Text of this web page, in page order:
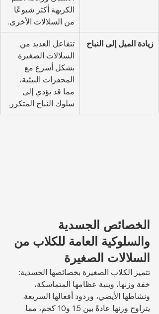
الكريهة أكثر شيوعًا
من السلالات الأخرى.
زيادة الميل إلى النباح
تتفاعل العديد من
السلالات الصغيرة
بشكل أسرع مع
المحفزات البيئية،
مما قد يؤدي إلى
سلوك النباح المتكرر.
الخصائص الجسدية
والسلوكية العامة للكلاب من
السلالات الصغيرة
تتميز الكلاب الصغيرة بخصائصها الجسدية:
خفة وزنها، وبنية عظامها المتماسكة،
ونشاطها الأيضي، وردود أفعالها السريعة.
يتراوح وزنها عادةً بين 1.5 و10 كجم، مما